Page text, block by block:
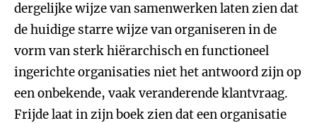
dergelijke wijze van samenwerken laten zien dat
de huidige starre wijze van organiseren in de
vorm van sterk hiërarchisch en functioneel
ingerichte organisaties niet het antwoord zijn op
een onbekende, vaak veranderende klantvraag.
Frijde laat in zijn boek zien dat een organisatie